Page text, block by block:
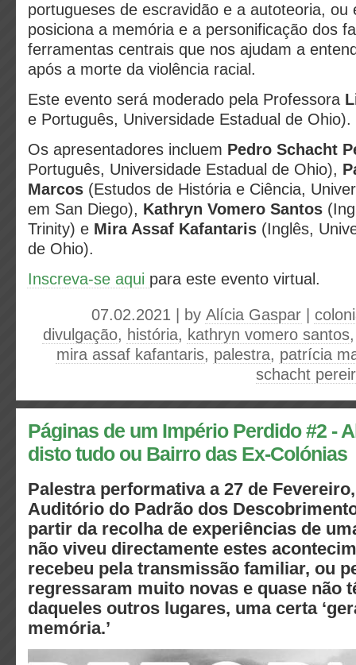
portugueses de escravidão e a autoteoria, ou
posiciona a memória e a personificação dos
ferramentas centrais que nos ajudam a
após a morte da violência racial.
Este evento será moderado pela Professora
e Português, Universidade Estadual de Ohio).
Os apresentadores incluem Pedro Schacht
Português, Universidade Estadual de Ohio),
Marcos (Estudos de História e Ciência,
em San Diego), Kathryn Vomero Santos
Trinity) e Mira Assaf Kafantaris (Inglês,
de Ohio).
Inscreva-se aqui para este evento virtual.
07.02.2021 | by Alícia Gaspar
divulgação, história, kathryn vomero santos
mira assaf kafantaris, palestra, patrícia
schacht
Páginas de um Império Perdido #2 -
disto tudo ou Bairro das Ex-Colónias
Palestra performativa a 27 de
Auditório do Padrão dos
partir da recolha de experiências de
não viveu directamente estes
recebeu pela transmissão familiar, ou
regressaram muito novas e quase não
daqueles outros lugares, uma certa
memória.’